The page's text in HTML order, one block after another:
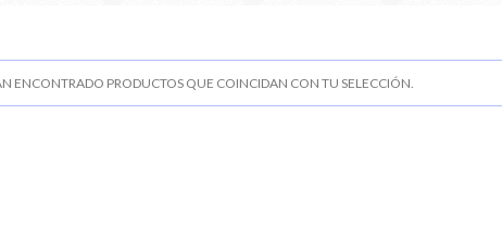
ENCONTRADO PRODUCTOS QUE COINCIDAN CON TU SELECCIÓN.